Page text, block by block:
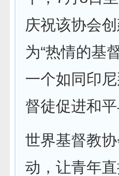
庆祝该协会
为“热情的基
一个如同印
督徒促进和
世界基督教
动，让青年